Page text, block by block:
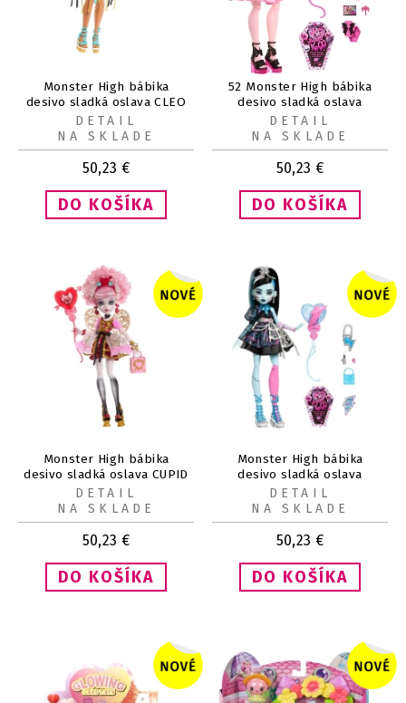
Monster High bábika
desivo sladká oslava CLEO
50,23 €
DETAIL
NA SKLADE
52 Monster High bábika
desivo sladká oslava
DRACULAURA
50,23 €
DETAIL
NA SKLADE
Monster High bábika
desivo sladká oslava CUPID
50,23 €
DETAIL
NA SKLADE
Monster High bábika
desivo sladká oslava
FRANKIE
50,23 €
DETAIL
NA SKLADE